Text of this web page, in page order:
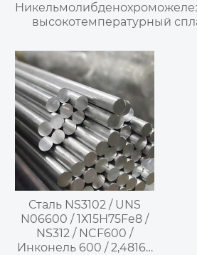
высокотемпературный
Сталь NS3102 / UNS
N06600 / 1Х15Н75Fe8 /
NS312 / NCF600 /
Инконель 600 / 2,4816 /